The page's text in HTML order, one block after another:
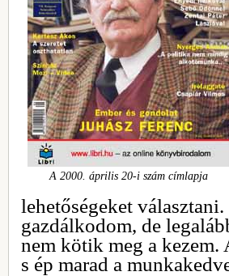
A 2000. április 20-i szám címlapja
lehetőségeket
gazdálkodom, de
nem kötik meg a kezem.
s ép marad a